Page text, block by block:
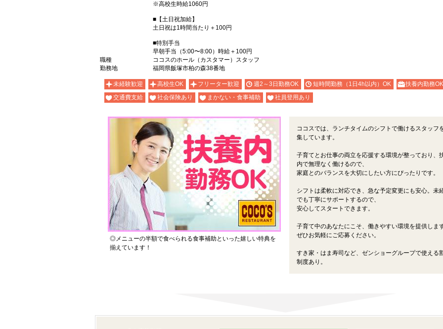
※高校生時給1060円
■【土日祝加給】
土日祝は1時間当たり＋100円
■特別手当
早朝手当（5:00〜8:00）時給＋100円
職種
ココスのホール（カスタマー）スタッフ
勤務地
福岡県飯塚市柏の森38番地
未経験歓迎 高校生OK フリーター歓迎 週2～3日勤務OK 短時間勤務（1日4h以内）OK
扶養内勤務OK
交通費支給
社会保険あり まかない・食事補助 社員登用あり
◎メニューの半額で食べられる食事補助といった嬉しい特典を
揃えています！
ココスでは、ランチタイムのシフトで働けるスタッフ
集しています。
子育てとお仕事の両立を応援する環境が整っており、
内で無理なく働けるので、
家庭とのバランスを大切にしたい方にぴったりです。
シフトは柔軟に対応でき、急な予定変更にも安心。未
でも丁寧にサポートするので、
安心してスタートできます。
子育て中のあなたにこそ、働きやすい環境を提供しま
ぜひお気軽にご応募ください。
すき家・はま寿司など、ゼンショーグループで使える
制度あり。